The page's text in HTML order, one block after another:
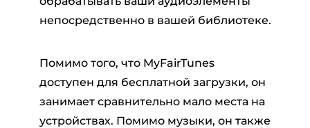
непосредственно в вашей библиотеке.
Помимо того, что MyFairTunes
доступен для бесплатной загрузки, он
занимает сравнительно мало места на
устройствах. Помимо музыки, он также